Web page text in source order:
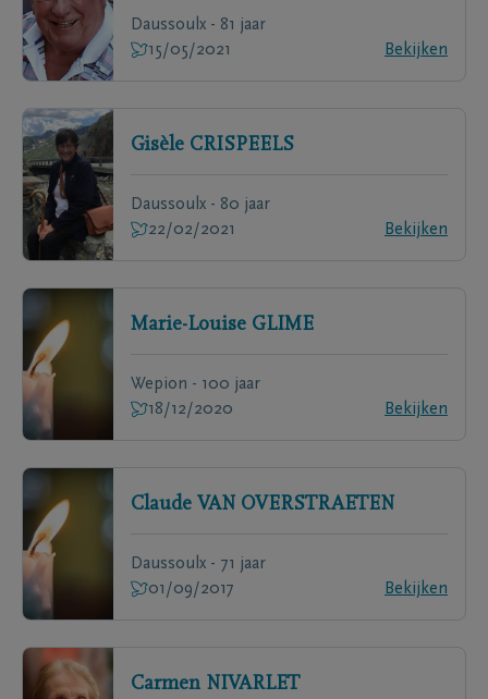
Daussoulx - 81 jaar
15/05/2021
Bekijken
Gisèle CRISPEELS
Daussoulx - 80 jaar
22/02/2021
Bekijken
Marie-Louise GLIME
Wepion - 100 jaar
18/12/2020
Bekijken
Claude VAN OVERSTRAETEN
Daussoulx - 71 jaar
01/09/2017
Bekijken
Carmen NIVARLET